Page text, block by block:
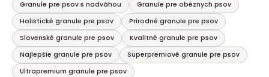
Granule pre psov s nadváhou
Granule pre obéznych psov
Holistické granule pre psov
Prírodné granule pre psov
Slovenské granule pre psov
Kvalitné granule pre psov
Najlepšie granule pre psov
Superpremiové granule pre psov
Ultrapremium granule pre psov